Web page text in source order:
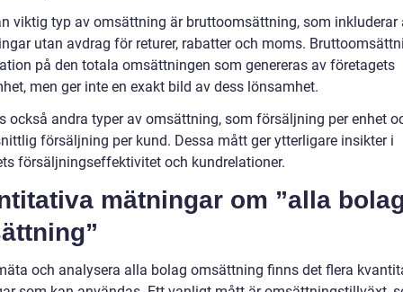
viktig typ av omsättning är bruttoomsättning, som inkluderar
utan avdrag för returer, rabatter och moms.
på den totala omsättningen som genereras av företagets
men ger inte en exakt bild av dess lönsamhet.
också andra typer av omsättning, som försäljning per enhet
försäljning per kund. Dessa mått ger ytterligare insikter i
försäljningseffektivitet och kundrelationer.
mätningar om ”alla
och analysera alla bolag omsättning finns det flera